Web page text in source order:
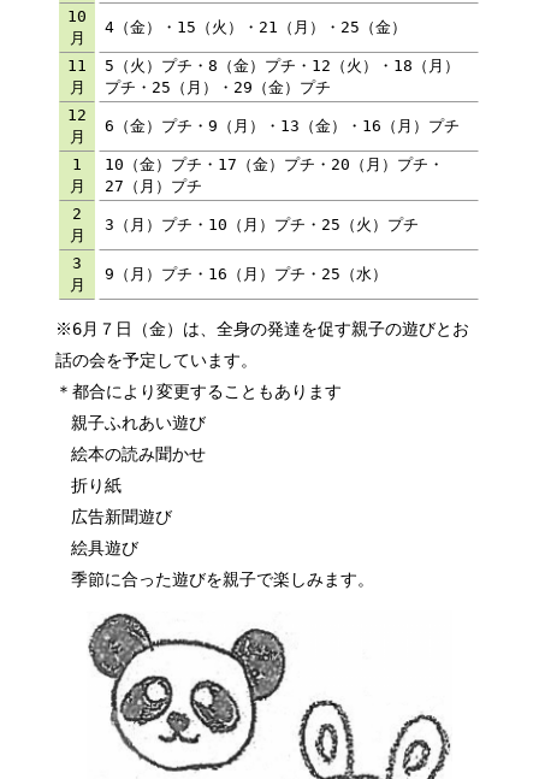
10
月
4（金）・15（火）・21（月）・25（金）
11
月
5（火）プチ・8（金）プチ・12（火）・18（月）
プチ・25（月）・29（金）プチ
12
月
6（金）プチ・9（月）・13（金）・16（月）プチ
1
月
10（金）プチ・17（金）プチ・20（月）プチ・
27（月）プチ
2
月
3（月）プチ・10（月）プチ・25（火）プチ
3
月
9（月）プチ・16（月）プチ・25（水）
※6月７日（金）は、全身の発達を促す親子の遊びとお
話の会を予定しています。
＊都合により変更することもあります
親子ふれあい遊び
絵本の読み聞かせ
折り紙
広告新聞遊び
絵具遊び
季節に合った遊びを親子で楽しみます。